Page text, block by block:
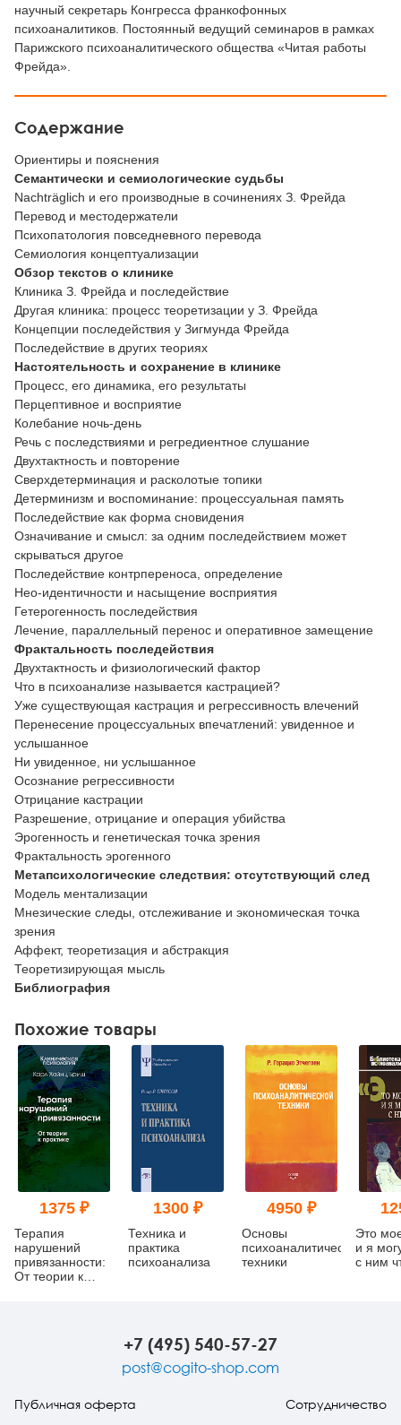
научный секретарь Конгресса франкофонных
психоаналитиков. Постоянный ведущий семинаров в рамках
Парижского психоаналитического общества «Читая работы
Фрейда».
Содержание
Ориентиры и пояснения
Семантически и семиологические судьбы
Nachträglich и его производные в сочинениях З. Фрейда
Перевод и местодержатели
Психопатология повседневного перевода
Семиология концептуализации
Обзор текстов о клинике
Клиника З. Фрейда и последействие
Другая клиника: процесс теоретизации у З. Фрейда
Концепции последействия у Зигмунда Фрейда
Последействие в других теориях
Настоятельность и сохранение в клинике
Процесс, его динамика, его результаты
Перцептивное и восприятие
Колебание ночь-день
Речь с последствиями и регредиентное слушание
Двухтактность и повторение
Сверхдетерминация и расколотые топики
Детерминизм и воспоминание: процессуальная память
Последействие как форма сновидения
Означивание и смысл: за одним последействием может
скрываться другое
Последействие контрпереноса, определение
Нео-идентичности и насыщение восприятия
Гетерогенность последействия
Лечение, параллельный перенос и оперативное замещение
Фрактальность последействия
Двухтактность и физиологический фактор
Что в психоанализе называется кастрацией?
Уже существующая кастрация и регрессивность влечений
Перенесение процессуальных впечатлений: увиденное и
услышанное
Ни увиденное, ни услышанное
Осознание регрессивности
Отрицание кастрации
Разрешение, отрицание и операция убийства
Эрогенность и генетическая точка зрения
Фрактальность эрогенного
Метапсихологические следствия: отсутствующий след
Модель ментализации
Мнезические следы, отслеживание и экономическая точка
зрения
Аффект, теоретизация и абстракция
Теоретизирующая мысль
Библиография
Похожие товары
1375 ₽
Терапия
нарушений
привязанности:
От теории к
1300 ₽
Техника и
практика
психоанализа
4950 ₽
Основы
психоаналитической
техники
Это
и я
с ним
+7 (495) 540-57-27
post@cogito-shop.com
Публичная оферта Сотрудничество